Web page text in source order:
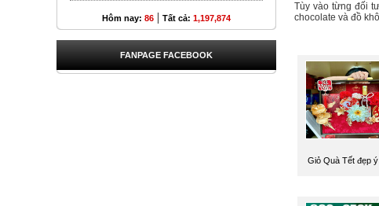
Hôm nay: 86 | Tất cả: 1,197,874
FANPAGE FACEBOOK
Tùy vào từng đối
chocolate và đồ
Giỏ Quà Tết đẹp